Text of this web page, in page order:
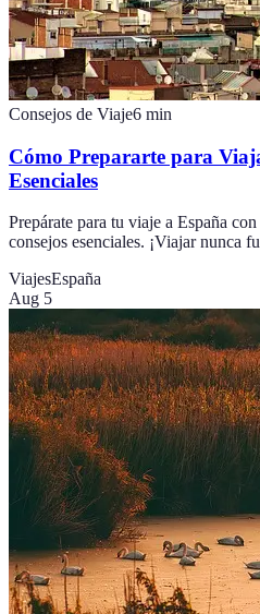
Consejos de Viaje6 min
Cómo Prepararte para
Esenciales
Prepárate para tu viaje a España
consejos esenciales. ¡Viajar nunca
ViajesEspaña
Aug 5